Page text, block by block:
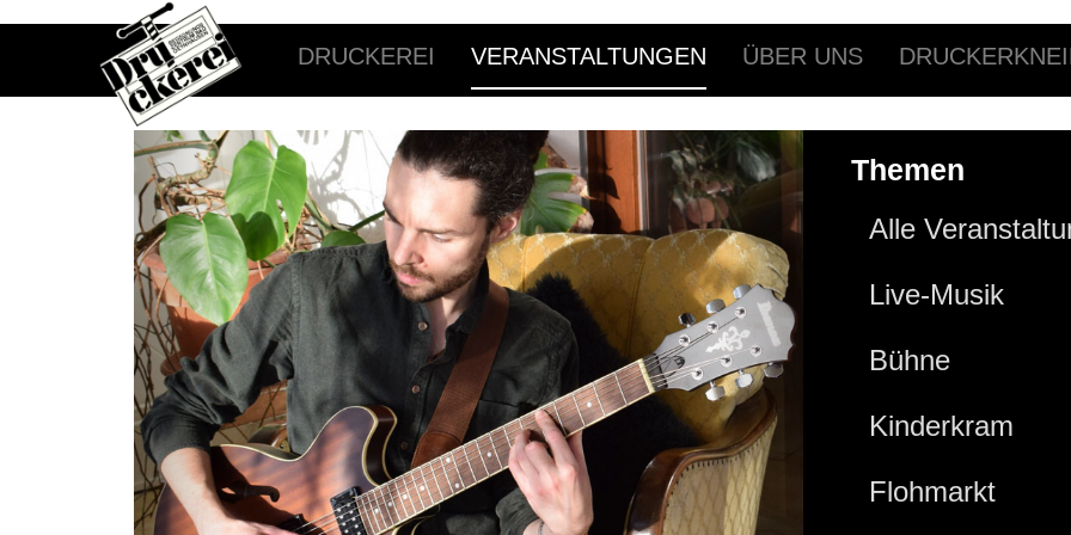
DRUCKEREI VERANSTALTUNGEN ÜBER UNS
Themen
Alle
Live-Musik
Bühne
Kinderkram
Flohmarkt